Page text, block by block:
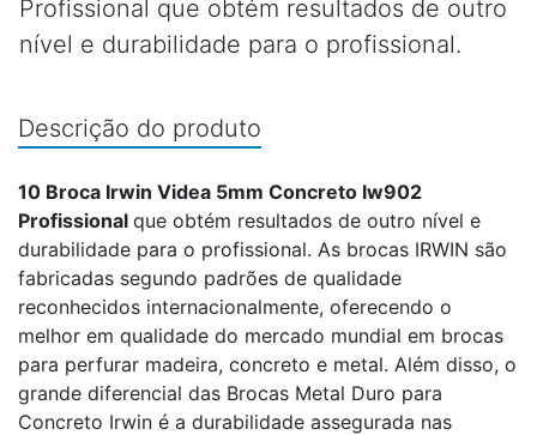
Profissional que obtém resultados de outro
nível e durabilidade para o profissional.
Descrição do produto
10 Broca Irwin Videa 5mm Concreto Iw902
Profissional que obtém resultados de outro nível e
durabilidade para o profissional. As brocas IRWIN são
fabricadas segundo padrões de qualidade
reconhecidos internacionalmente, oferecendo o
melhor em qualidade do mercado mundial em brocas
para perfurar madeira, concreto e metal. Além disso, o
grande diferencial das Brocas Metal Duro para
Concreto Irwin é a durabilidade assegurada nas